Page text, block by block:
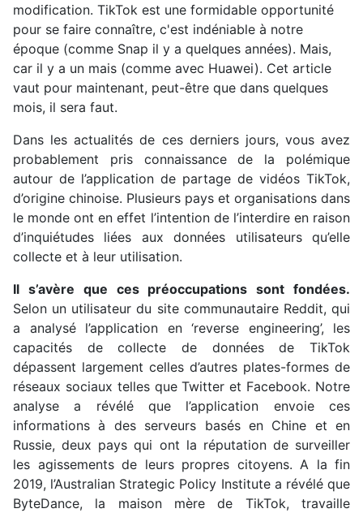
modification. TikTok est une formidable opportunité
pour se faire connaître, c'est indéniable à notre
époque (comme Snap il y a quelques années). Mais,
car il y a un mais (comme avec Huawei). Cet article
vaut pour maintenant, peut-être que dans quelques
mois, il sera faut.
Dans les actualités de ces derniers jours, vous avez
probablement pris connaissance de la polémique
autour de l’application de partage de vidéos TikTok,
d’origine chinoise. Plusieurs pays et organisations dans
le monde ont en effet l’intention de l’interdire en raison
d’inquiétudes liées aux données utilisateurs qu’elle
collecte et à leur utilisation.
Il s’avère que ces préoccupations sont fondées.
Selon un utilisateur du site communautaire Reddit, qui
a analysé l’application en ‘reverse engineering’, les
capacités de collecte de données de TikTok
dépassent largement celles d’autres plates-formes de
réseaux sociaux telles que Twitter et Facebook. Notre
analyse a révélé que l’application envoie ces
informations à des serveurs basés en Chine et en
Russie, deux pays qui ont la réputation de surveiller
les agissements de leurs propres citoyens. A la fin
2019, l’Australian Strategic Policy Institute a révélé que
ByteDance, la maison mère de TikTok, travaille